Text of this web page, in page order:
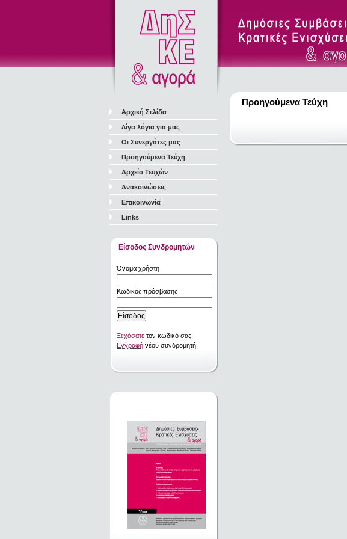
Αρχική Σελίδα
Λίγα λόγια για μας
Οι Συνεργάτες μας
Προηγούμενα Τεύχη
Αρχείο Τευχών
Ανακοινώσεις
Επικοινωνία
Links
Είσοδος Συνδρομητών
Όνομα χρήστη
Κωδικός πρόσβασης
Ξεχάσατε τον κωδικό σας;
Εγγραφή νέου συνδρομητή.
Προηγούμενα Τεύχη